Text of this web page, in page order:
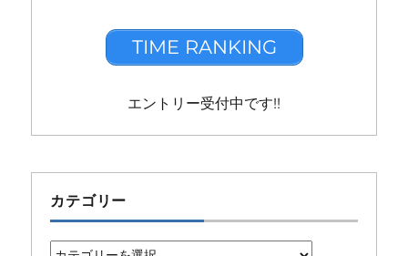
TIME RANKING
エントリー受付中です!!
カテゴリー
カ